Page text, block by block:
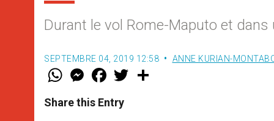
Durant le vol Rome-Maputo et dans
SEPTEMBRE 04, 2019 12:58 ANNE KURIAN-
W
t
s
M
e
s
e
F
a
e
b
w
Share this Entry